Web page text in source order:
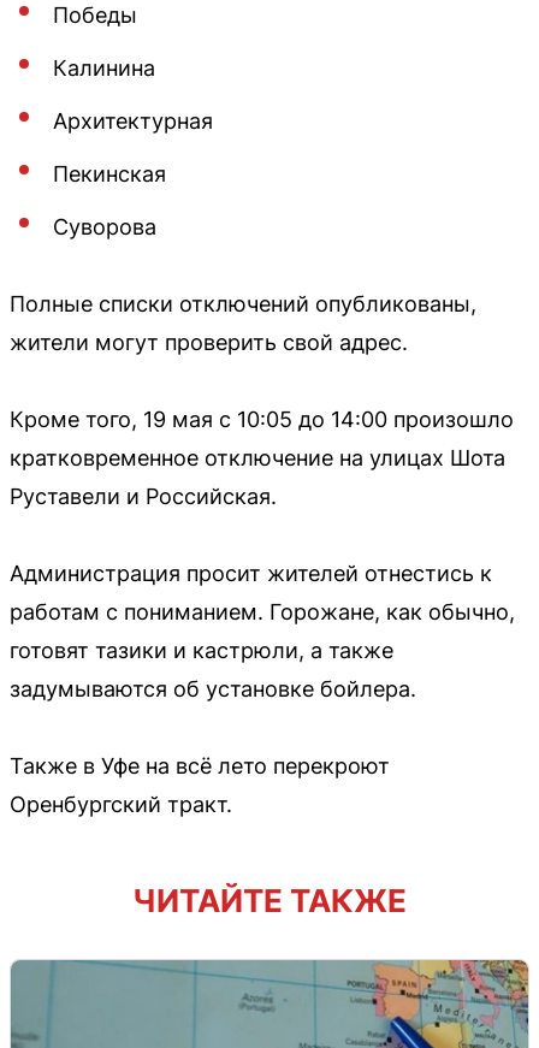
Победы
Калинина
Архитектурная
Пекинская
Суворова
Полные списки отключений опубликованы,
жители могут проверить свой адрес.
Кроме того, 19 мая с 10:05 до 14:00 произошло
кратковременное отключение на улицах Шота
Руставели и Российская.
Администрация просит жителей отнестись к
работам с пониманием. Горожане, как обычно,
готовят тазики и кастрюли, а также
задумываются об установке бойлера.
Также в Уфе на всё лето перекроют
Оренбургский тракт.
ЧИТАЙТЕ ТАКЖЕ